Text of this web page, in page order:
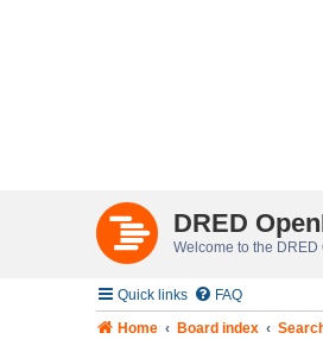
DRED
Welcome to the DRED
Quick links FAQ
Home
Board index